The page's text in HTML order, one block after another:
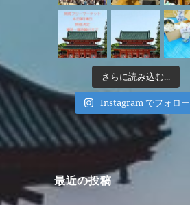
さらに読み込む...
Instagram でフォロー
最近の投稿